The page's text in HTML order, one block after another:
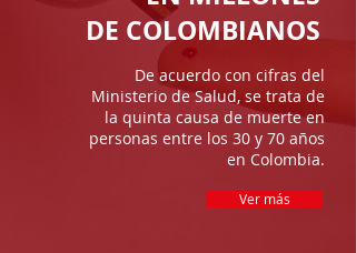
DE COLOMBIANOS
De acuerdo con cifras del
Ministerio de Salud, se trata de
la quinta causa de muerte en
personas entre los 30 y 70 años
en Colombia.
Ver más